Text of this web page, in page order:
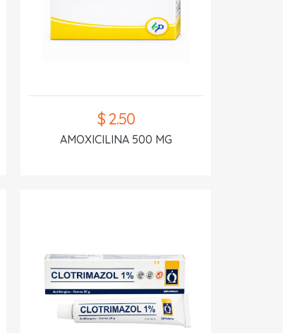
$ 2.50
AMOXICILINA 500 MG